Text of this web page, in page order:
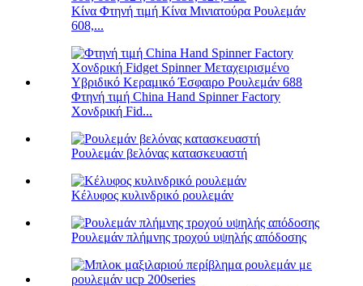
Κίνα Φτηνή τιμή Κίνα Μινιατούρα Ρουλεμάν
608,...
Φτηνή τιμή China Hand Spinner Factory
Χονδρική Fid...
Ρουλεμάν βελόνας κατασκευαστή
Κέλυφος κυλινδρικό ρουλεμάν
Ρουλεμάν πλήμνης τροχού υψηλής απόδοσης